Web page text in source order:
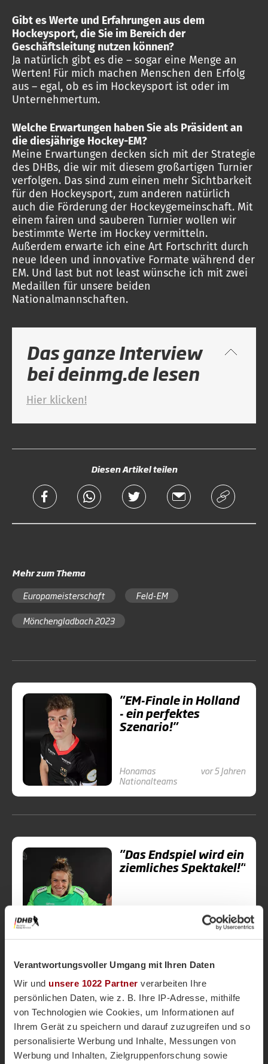
Verantwortungsvoller Umgang mit Ihren Daten
Wir und unsere 1022 Partner verarbeiten Ihre
persönlichen Daten, wie z. B. Ihre IP-Adresse, mithilfe
von Technologien wie Cookies, um Informationen auf
Ihrem Gerät zu speichern und darauf zuzugreifen und so
personalisierte Werbung und Inhalte, Messungen von
Werbung und Inhalten, Zielgruppenforschung sowie
Gibt es Werte und Erfahrungen aus dem
Hockeysport, die Sie im Bereich der
Geschäftsleitung nutzen können?
Ja natürlich gibt es die – sogar eine Menge an
Werten! Für mich machen Menschen den Erfolg
aus – egal, ob es im Hockeysport ist oder im
Unternehmertum.
Welche Erwartungen haben Sie als Präsident an
die diesjährige Hockey-EM?
Meine Erwartungen decken sich mit der Strategie
des DHBs, die wir mit diesem großartigen Turnier
verfolgen. Das sind zum einen mehr Sichtbarkeit
für den Hockeysport, zum anderen natürlich
auch die Förderung der Hockeygemeinschaft. Mit
einem fairen und sauberen Turnier wollen wir
bestimmte Werte im Hockey vermitteln.
Außerdem erwarte ich eine Art Fortschritt durch
neue Ideen und innovative Formate während der
EM. Und last but not least wünsche ich mit zwei
Medaillen für unsere beiden
Nationalmannschaften.
Das ganze Interview
bei deinmg.de lesen
Hier klicken!
Diesen Artikel teilen
Mehr zum Thema
Europameisterschaft
Feld-EM
Mönchengladbach 2023
"EM-Finale in Holland
- ein perfektes
Szenario!"
Honamas
Nationalteams
vor 5 Jahren
"Das Endspiel wird ein
ziemliches Spektakel!"
vor 5 Jahren